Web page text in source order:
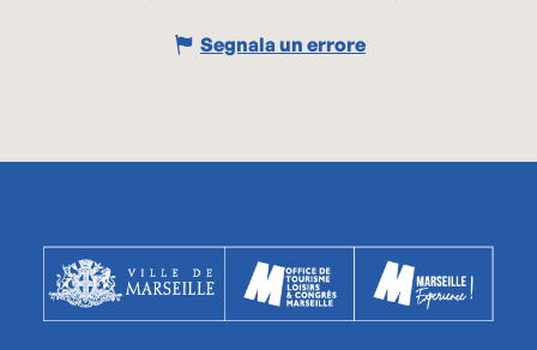
Segnala un errore